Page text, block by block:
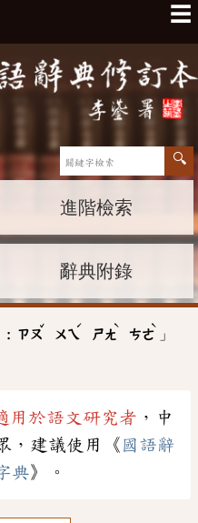
☰
進階檢索
辭典附錄
: ㄗㄡ
ˇ
ㄨㄟ
ˊ
ㄕㄤ
ˋ
ㄘㄜ
ˋ
」
用於語文研究者 ，中
，建議使用《 國語辭
典》。